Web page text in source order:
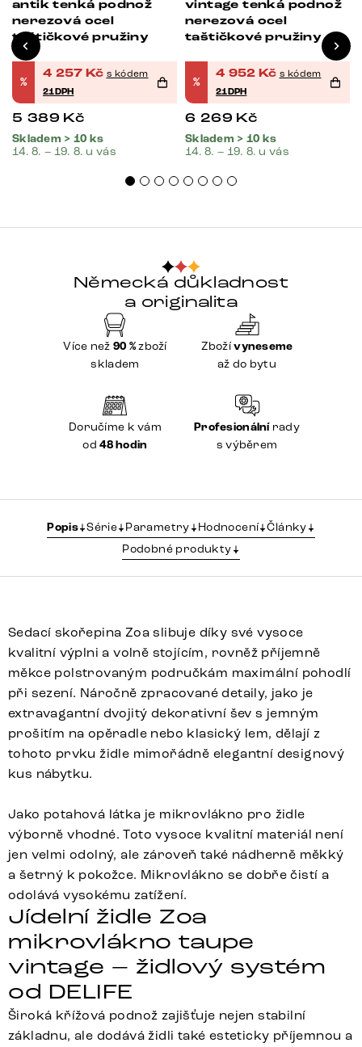
antik tenká podnož
nerezová ocel
taštičkové pružiny
%
4 257 Kč s kódem
21DPH
5 389 Kč
Skladem > 10 ks
14. 8. – 19. 8. u vás
vintage tenká podnož
nerezová ocel
taštičkové pružiny
%
4 952 Kč s kódem
21DPH
6 269 Kč
Skladem > 10 ks
14. 8. – 19. 8. u vás
Německá důkladnost
a originalita
Více než 90 %zboží
skladem
Zbožívyneseme
až do bytu
Doručíme k vám
od48 hodin
Profesionálnírady
s výběrem
Popis Série Parametry Hodnocení Články
Podobné produkty
Sedací skořepina Zoa slibuje díky své vysoce
kvalitní výplni a volně stojícím, rovněž příjemně
měkce polstrovaným područkám maximální pohodlí
při sezení. Náročně zpracované detaily, jako je
extravagantní dvojitý dekorativní šev s jemným
prošitím na opěradle nebo klasický lem, dělají z
tohoto prvku židle mimořádně elegantní designový
kus nábytku.
Jako potahová látka je mikrovlákno pro židle
výborně vhodné. Toto vysoce kvalitní materiál není
jen velmi odolný, ale zároveň také nádherně měkký
a šetrný k pokožce. Mikrovlákno se dobře čistí a
odolává vysokému zatížení.
Jídelní židle Zoa
mikrovlákno taupe
vintage – židlový systém
od DELIFE
Široká křížová podnož zajišťuje nejen stabilní
základnu, ale dodává židli také esteticky příjemnou a